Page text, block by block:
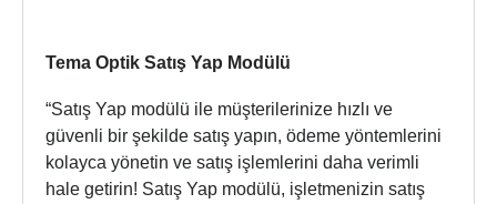
Tema Optik Satış Yap Modülü
“Satış Yap modülü ile müşterilerinize hızlı ve
güvenli bir şekilde satış yapın, ödeme yöntemlerini
kolayca yönetin ve satış işlemlerini daha verimli
hale getirin! Satış Yap modülü, işletmenizin satış